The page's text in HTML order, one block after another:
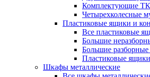
Комплектующие
Четырехколесные
Пластиковые ящики и
Все пластиковые
Большие
Большие
Пластиковые ящики
Шкафы металлические